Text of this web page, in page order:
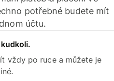
potřebné budete mít
účtu.
vždy po ruce a můžete je